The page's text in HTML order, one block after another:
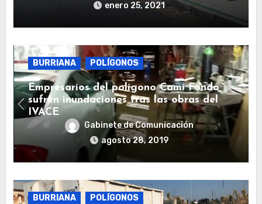
enero 25, 2021
BURRIANA POLÍGONOS
Empresarios del polígono Camí Fondo
sufren inundaciones tras las obras del
IVACE
Gabinete de Comunicación
agosto 28, 2019
BURRIANA POLÍGONOS